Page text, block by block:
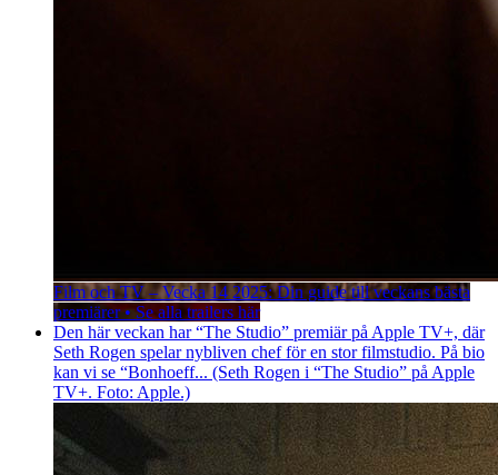
Film och TV – Vecka 14 2025: Din guide till veckans bästa
premiärer • Se alla trailers här
Den här veckan har “The Studio” premiär på Apple TV+, där
Seth Rogen spelar nybliven chef för en stor filmstudio. På bio
kan vi se “Bonhoeff... (Seth Rogen i “The Studio” på Apple
TV+. Foto: Apple.)